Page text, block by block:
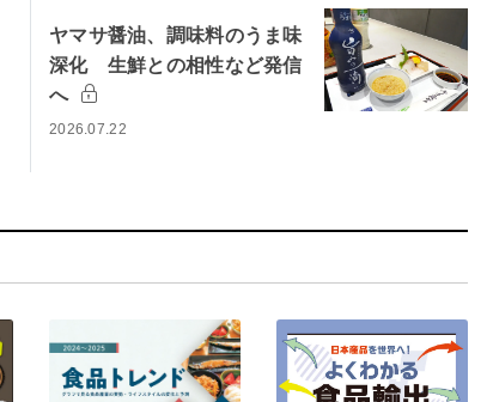
ヤマサ醤油、調味料のうま味
深化 生鮮との相性など発信
へ
2026.07.22